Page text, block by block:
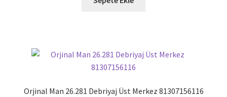
Orjinal Man 26.281 Debriyaj Üst Merkez 81307156116